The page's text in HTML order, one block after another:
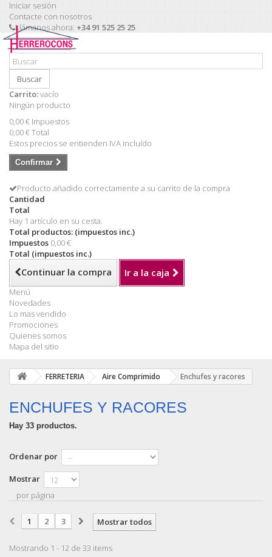
Iniciar sesión
Contacte con nosotros
Llámanos ahora: +34 91 525 25 25
Buscar
Carrito:vacío
Ningún producto
0,00 € Impuestos
0,00 €Total
Estos precios se entienden IVA incluído
Confirmar
Producto añadido correctamente a su carrito de la compra
Cantidad
Total
Hay 1 artículo en su cesta.
Total productos: (impuestos inc.)
Impuestos 0,00 €
Total (impuestos inc.)
Continuar la compra Ir a la caja
Menú
Novedades
Lo mas vendido
Promociones
Quienes somos
Mapa del sitio
FERRETERIA Aire Comprimido Enchufes y racores
ENCHUFES Y RACORES
Hay 33 productos.
Ordenar por
Mostrar
por página
Mostrar todos
1 2 3
Mostrando 1 - 12 de 33 items